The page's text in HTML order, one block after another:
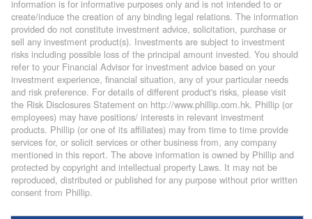
information is for informative purposes only and is not intended to or
create/induce the creation of any binding legal relations. The information
provided do not constitute investment advice, solicitation, purchase or
sell any investment product(s). Investments are subject to investment
risks including possible loss of the principal amount invested. You should
refer to your Financial Advisor for investment advice based on your
investment experience, financial situation, any of your particular needs
and risk preference. For details of different product's risks, please visit
the Risk Disclosures Statement on http://www.phillip.com.hk. Phillip (or
employees) may have positions/ interests in relevant investment
products. Phillip (or one of its affiliates) may from time to time provide
services for, or solicit services or other business from, any company
mentioned in this report. The above information is owned by Phillip and
protected by copyright and intellectual property Laws. It may not be
reproduced, distributed or published for any purpose without prior written
consent from Phillip.